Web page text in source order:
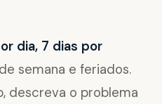
dia, 7 dias por
semana e feriados.
descreva o problema